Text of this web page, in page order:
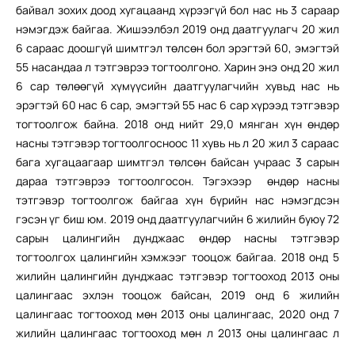
байвал зохих доод хугацаанд хүрээгүй бол нас нь 3 сараар
нэмэгдэж байгаа. Жишээлбэл 2019 онд даатгуулагч 20 жил
6 сараас доошгүй шимтгэл төлсөн бол эрэгтэй 60, эмэгтэй
55 насандаа л тэтгэврээ тогтоолгоно. Харин энэ онд 20 жил
6 сар төлөөгүй хүмүүсийн даатгуулагчийн хувьд нас нь
эрэгтэй 60 нас 6 сар, эмэгтэй 55 нас 6 сар хүрээд тэтгэвэр
тогтоолгож байна. 2018 онд нийт 29,0 мянган хүн өндөр
насны тэтгэвэр тогтоолгосноос 11 хувь нь л 20 жил 3 сараас
бага хугацаагаар шимтгэл төлсөн байсан учраас 3 сарын
дараа тэтгэврээ тогтоолгосон. Тэгэхээр өндөр насны
тэтгэвэр тогтоолгож байгаа хүн бүрийн нас нэмэгдсэн
гэсэн үг биш юм. 2019 онд даатгуулагчийн 6 жилийн буюу 72
сарын цалингийн дунджаас өндөр насны тэтгэвэр
тогтоолгох цалингийн хэмжээг тооцож байгаа. 2018 онд 5
жилийн цалингийн дунджаас тэтгэвэр тогтооход 2013 оны
цалингаас эхлэн тооцож байсан, 2019 онд 6 жилийн
цалингаас тогтооход мөн 2013 оны цалингаас, 2020 онд 7
жилийн цалингаас тогтооход мөн л 2013 оны цалингаас л